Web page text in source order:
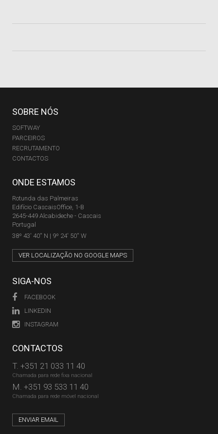
SOBRE NÓS
SOFTWAY
PARCEIROS
RECRUTAMENTO
CONTACTOS
ONDE ESTAMOS
Rotunda das Palmeiras
Edifício CascaisOffice, 1-B
2645-449 Alcabideche - Cascais
Portugal
38º 43' 40'' N | 9º 24' 50'' W
VER LOCALIZAÇÃO NO GOOGLE MAPS
SIGA-NOS
FACEBOOK
LINKEDIN
INSTAGRAM
CONTACTOS
T. +351 21 033 11 40
Chamada para rede fixa nacional
M. +351 93 533 11 40
Chamada para rede móvel nacional
ENVIAR EMAIL